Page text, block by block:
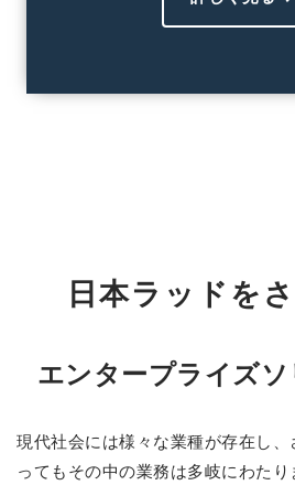
日本ラッドを
エンタープライズ
現代社会には様々な業種が存在し
ってもその中の業務は多岐にわたり